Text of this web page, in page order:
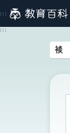
到
主
:::
:::